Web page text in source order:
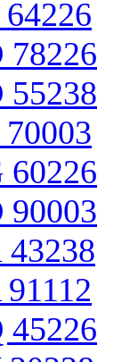
64226
78226
55238
70003
60226
90003
43238
45226